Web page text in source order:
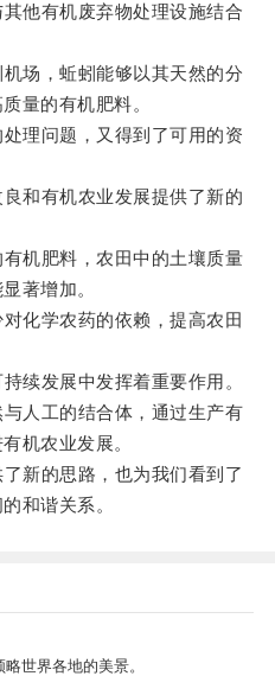
有机废弃物处理设施结合
，蚯蚓能够以其天然的分
量的有机肥料。
问题，又得到了可用的资
有机农业发展提供了新的
机肥料，农田中的土壤质量
著增加。
学农药的依赖，提高农田
发展中发挥着重要作用。
人工的结合体，通过生产有
机农业发展。
的思路，也为我们看到了
和谐关系。
世界各地的美景。